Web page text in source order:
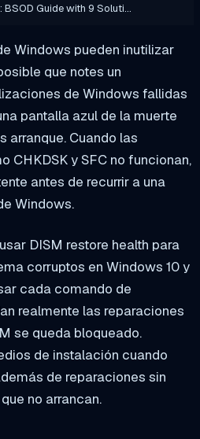
BSOD Guide with 9 Soluti…
Windows pueden inutilizar
que notes un
de Windows fallidas
pantalla azul de la muerte
arranque. Cuando las
CHKDSK y SFC no funcionan,
antes de recurrir a una
Windows.
DISM restore health para
corruptos en Windows 10 y
cada comando de
realmente las reparaciones
se queda bloqueado.
de instalación cuando
de reparaciones sin
no arrancan.